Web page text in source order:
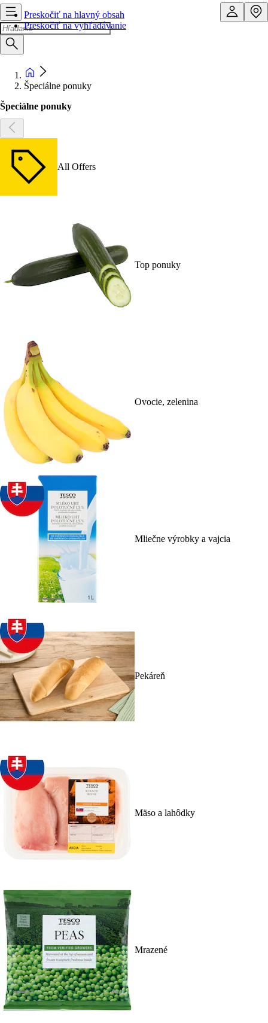
Preskočiť na hlavný obsah
Preskočiť na vyhľadávanie
Špeciálne ponuky
Špeciálne ponuky
All Offers
Top ponuky
Ovocie, zelenina
Mliečne výrobky a vajcia
Pekáreň
Mäso a lahôdky
Mrazené